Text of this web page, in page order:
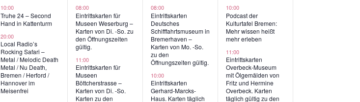
Veranstaltungen,
10:00
Truhe 24 – Second
Hand in Kattenturm
20:00
Local Radio’s
Rocking Safari –
Metal / Melodic Death
Metal / Nu Death,
Bremen / Herford /
Hannover im
Meisenfrei
Veranstaltungen,
08:00
Eintrittskarten für
Museen Weserburg –
Karten von Di. -So. zu
den Öffnungszeiten
gültig.
11:00
Eintrittskarten für
Museen
Böttcherstrasse –
Karten von Di. -So.
Karten zu den
Veranstaltungen,
08:00
Eintrittskarten
Deutsches
Schifffahrtsmuseum in
Bremerhaven –
Karten von Mo. -So.
zu den
Öffnungszeiten gültig.
10:00
Eintrittskarten
Gerhard-Marcks-
Haus. Karten täglich
Veranstaltungen,
10:00
Podcast der
Kulturtafel Bremen:
Mehr wissen heißt
mehr erleben
11:00
Eintrittskarten
Overbeck-Museum
mit Ölgemälden von
Fritz und Hermine
Overbeck. Karten
täglich gültig zu den